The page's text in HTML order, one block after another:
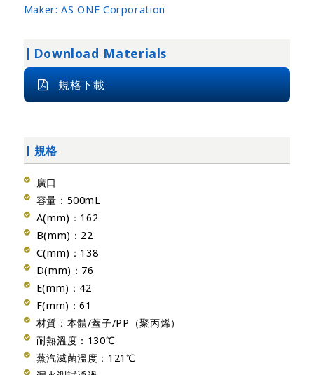
Maker: AS ONE Corporation
Download Materials
規格下載
規格
廣口
容量：500mL
A(mm)：162
B(mm)：22
C(mm)：138
D(mm)：76
E(mm)：42
F(mm)：61
材質：本體/蓋子/PP（聚丙烯）
耐熱溫度：130℃
蒸汽滅菌溫度：121℃